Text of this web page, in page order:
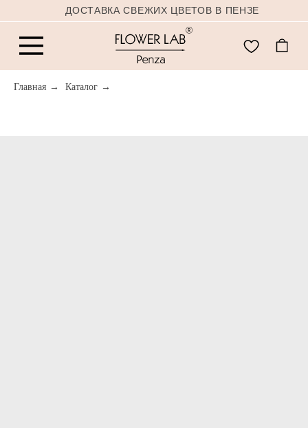
ДОСТАВКА СВЕЖИХ ЦВЕТОВ В ПЕНЗЕ
Главная → Каталог →